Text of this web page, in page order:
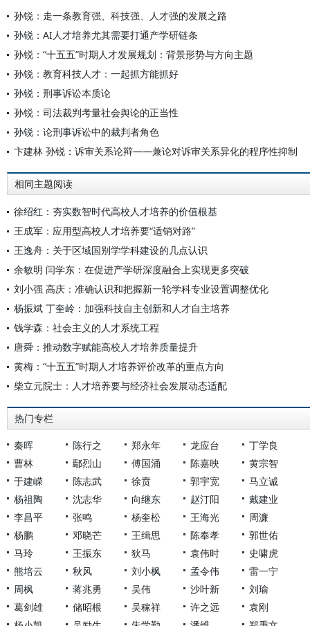
孙锐：走一条教育强、科技强、人才强的发展之路
孙锐：AI人才培养尤其需要打通产学研链条
孙锐：“十五五”时期人才发展规划：背景形势与方向主题
孙锐：教育科技人才：一起抓方能抓好
孙锐：刑事诉讼本质论
孙锐：司法裁判考量社会舆论的正当性
孙锐：论刑事诉讼中的裁判者角色
卞建林 孙锐：诉审关系论辩——兼论对诉审关系异化的程序性抑制
相同主题阅读
徐绍红：夯实数智时代高校人才培养的价值根基
王成军：应用型高校人才培养要“适销对路”
王逸舟：关于区域国别学学科建设的几点认识
余敏明 闫学东：在促进产学研深度融合上实现更多突破
刘小强 高庆：准确认识和把握新一轮学科专业设置调整优化
杨振斌 丁奎岭：加强科技自主创新和人才自主培养
钱学森：社会主义的人才系统工程
唐舜：推动数字赋能高校人才培养质量提升
黄梅：“十五五”时期人才培养评价改革的重点方向
柴立元院士：人才培养要与经济社会发展动态适配
热门专栏
秦晖 陈行之 郑永年 龙应台
丁学良
曹林
鄢烈山 傅国涌 陈嘉映
黄宗智
于建嵘
陈志武 徐贲 郭宇宽
马立诚
杨祖陶
沈志华 向继东 赵汀阳
戴建业
李昌平
张鸣 杨奎松 王海光
周濂
杨鹏
邓晓芒 王缉思 陈奉孝
郭世佑
马玲
王振东 狄马 袁伟时
史啸虎
熊培云
秋风 刘小枫 孟令伟
雷一宁
周枫
蒋兆勇 吴伟 沙叶新
刘瑜
葛剑雄
储昭根 吴稼祥 许之远
袁刚